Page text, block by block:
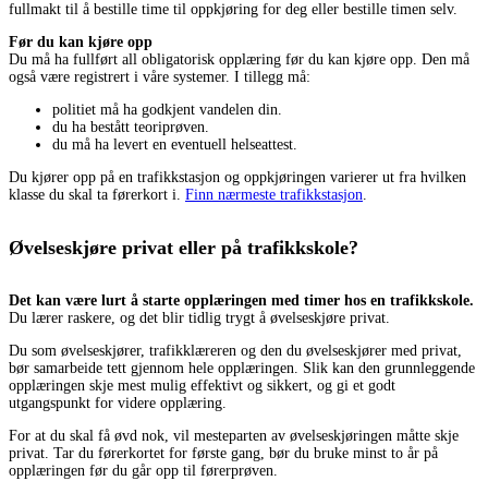
fullmakt til å bestille time til oppkjøring for deg eller bestille timen selv.
Før du kan kjøre opp
Du må ha fullført all obligatorisk opplæring før du kan kjøre opp. Den må
også være registrert i våre systemer. I tillegg må:
politiet må ha godkjent vandelen din.
du ha bestått teoriprøven.
du må ha levert en eventuell helseattest.
Du kjører opp på en trafikkstasjon og oppkjøringen varierer ut fra hvilken
klasse du skal ta førerkort i. Finn nærmeste trafikkstasjon
Øvelseskjøre privat eller på trafikkskole?
Det kan være lurt å starte opplæringen med timer hos en trafikkskole.
Du lærer raskere, og det blir tidlig trygt å øvelseskjøre privat.
Du som øvelseskjører, trafikklæreren og den du øvelseskjører med privat,
bør samarbeide tett gjennom hele opplæringen. Slik kan den grunnleggende
opplæringen skje mest mulig effektivt og sikkert, og gi et godt
utgangspunkt for videre opplæring.
For at du skal få øvd nok, vil mesteparten av øvelseskjøringen måtte skje
privat. Tar du førerkortet for første gang, bør du bruke minst to år på
opplæringen før du går opp til førerprøven.